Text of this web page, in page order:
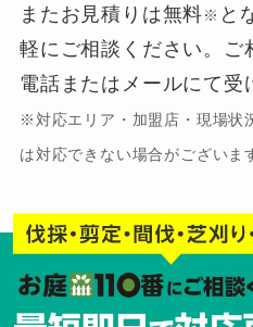
またお見積りは無料※ と
軽にご相談ください。ご
電話またはメールにて受
※対応エリア・加盟店・現場状
は対応できない場合がございま